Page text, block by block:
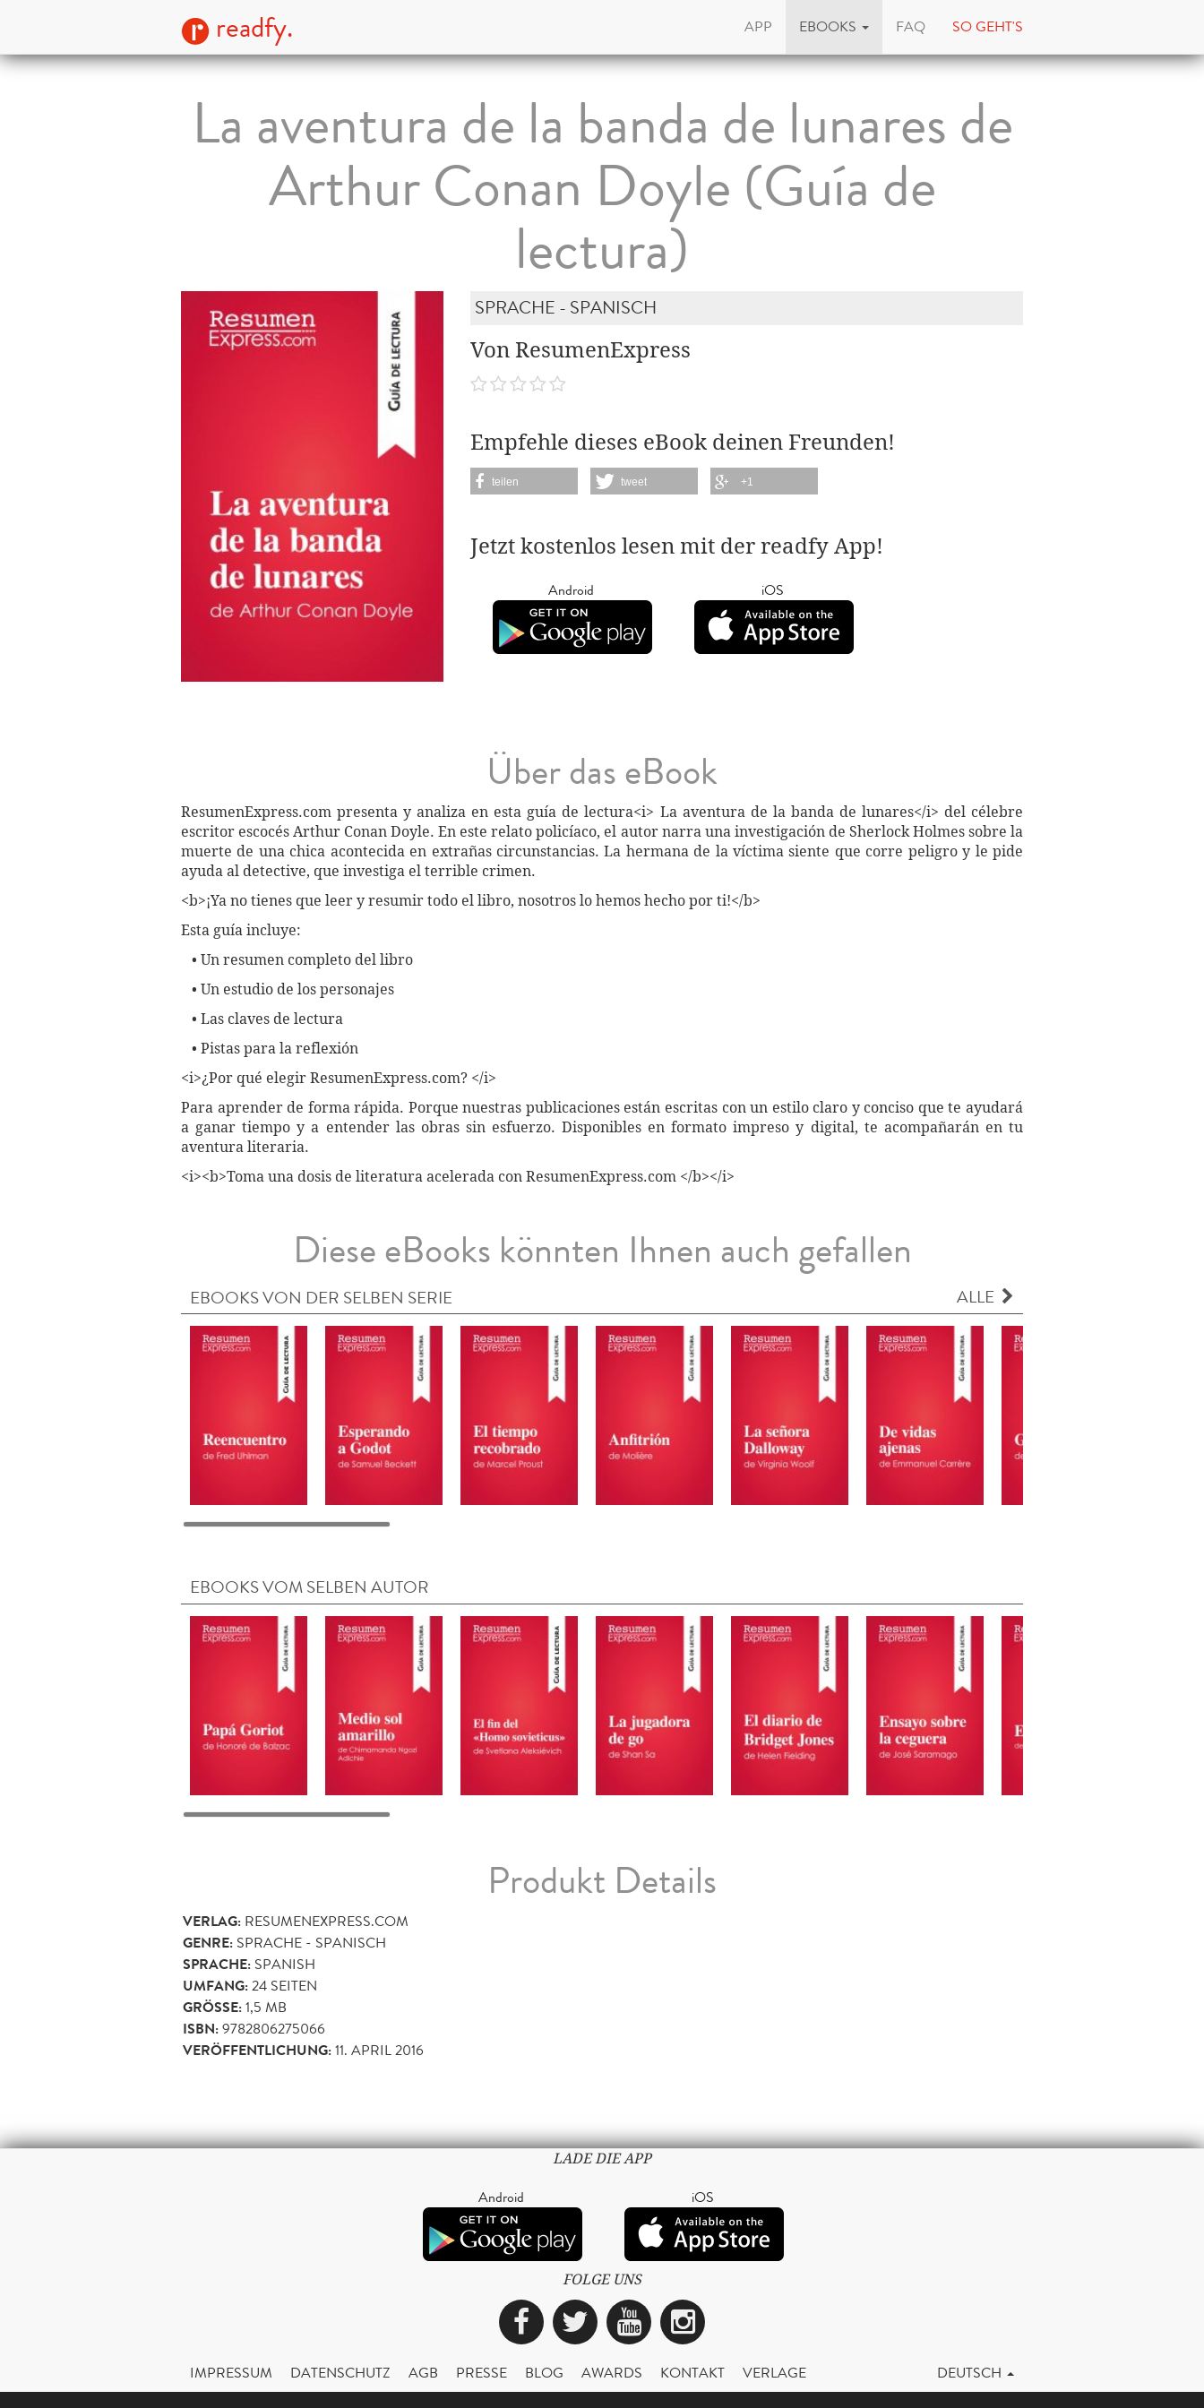
readfy. APP EBOOKS FAQ SO GEHT'S
La aventura de la banda de lunares de
Arthur Conan Doyle (Guía de
lectura)
SPRACHE - SPANISCH
Von ResumenExpress
Empfehle dieses eBook deinen Freunden!
teilen tweet +1
Jetzt kostenlos lesen mit der readfy App!
Android iOS
Über das eBook
ResumenExpress.com presenta y analiza en esta guía de lectura<i> La aventura de la banda de lunares</i> del célebre
escritor escocés Arthur Conan Doyle. En este relato policíaco, el autor narra una investigación de Sherlock Holmes sobre la
muerte de una chica acontecida en extrañas circunstancias. La hermana de la víctima siente que corre peligro y le pide
ayuda al detective, que investiga el terrible crimen.
<b>¡Ya no tienes que leer y resumir todo el libro, nosotros lo hemos hecho por ti!</b>
Esta guía incluye:
• Un resumen completo del libro
• Un estudio de los personajes
• Las claves de lectura
• Pistas para la reflexión
<i>¿Por qué elegir ResumenExpress.com? </i>
Para aprender de forma rápida. Porque nuestras publicaciones están escritas con un estilo claro y conciso que te ayudará
a ganar tiempo y a entender las obras sin esfuerzo. Disponibles en formato impreso y digital, te acompañarán en tu
aventura literaria.
<i><b>Toma una dosis de literatura acelerada con ResumenExpress.com </b></i>
Diese eBooks könnten Ihnen auch gefallen
EBOOKS VON DER SELBEN SERIE ALLE
EBOOKS VOM SELBEN AUTOR
Produkt Details
VERLAG: RESUMENEXPRESS.COM
GENRE: SPRACHE - SPANISCH
SPRACHE: SPANISH
UMFANG:24 SEITEN
GRÖSSE: 1,5 MB
ISBN:9782806275066
VERÖFFENTLICHUNG:11. APRIL 2016
LADE DIE APP
Android iOS
FOLGE UNS
Facebook
TwitterYouTubeInstagram
IMPRESSUM DATENSCHUTZ AGB PRESSE BLOG AWARDS KONTAKT VERLAGE DEUTSCH